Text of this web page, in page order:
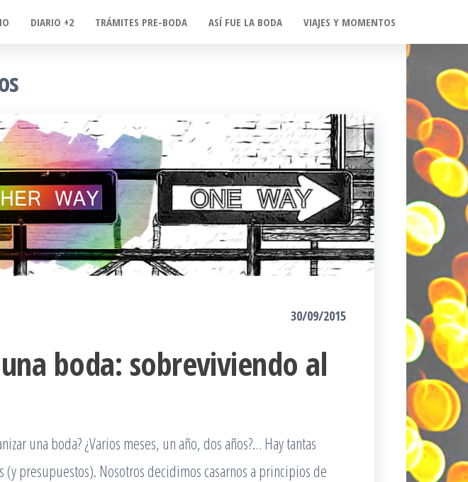
DIARIO +2 TRÁMITES PRE-BODA ASÍ FUE LA BODA VIAJES Y MOMENTOS
30/09/2015
boda: sobreviviendo al
una boda? ¿Varios meses, un año, dos años?… Hay tantas
(y presupuestos). Nosotros decidimos casarnos a principios de